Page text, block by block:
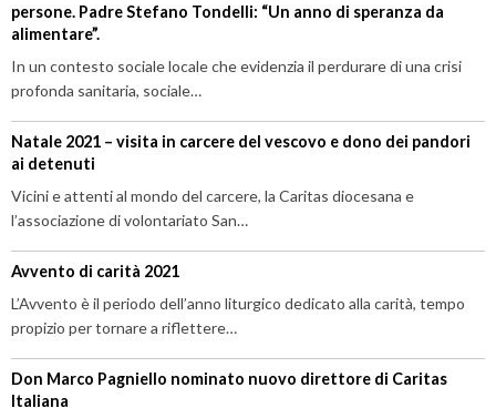
persone. Padre Stefano Tondelli: “Un anno di speranza da
alimentare”.
In un contesto sociale locale che evidenzia il perdurare di una crisi
profonda sanitaria, sociale…
Natale 2021 – visita in carcere del vescovo e dono dei pandori
ai detenuti
Vicini e attenti al mondo del carcere, la Caritas diocesana e
l’associazione di volontariato San…
Avvento di carità 2021
L’Avvento è il periodo dell’anno liturgico dedicato alla carità, tempo
propizio per tornare a riflettere…
Don Marco Pagniello nominato nuovo direttore di Caritas
Italiana